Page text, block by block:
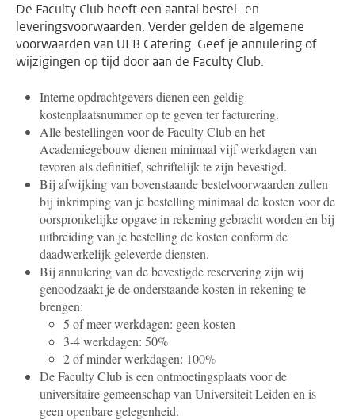
De Faculty Club heeft een aantal bestel- en
leveringsvoorwaarden. Verder gelden de algemene
voorwaarden van UFB Catering. Geef je annulering of
wijzigingen op tijd door aan de Faculty Club.
Interne opdrachtgevers dienen een geldig
kostenplaatsnummer op te geven ter facturering.
Alle bestellingen voor de Faculty Club en het
Academiegebouw dienen minimaal vijf werkdagen van
tevoren als definitief, schriftelijk te zijn bevestigd.
Bij afwijking van bovenstaande bestelvoorwaarden zullen
bij inkrimping van je bestelling minimaal de kosten voor de
oorspronkelijke opgave in rekening gebracht worden en bij
uitbreiding van je bestelling de kosten conform de
daadwerkelijk geleverde diensten.
Bij annulering van de bevestigde reservering zijn wij
genoodzaakt je de onderstaande kosten in rekening te
brengen:
5 of meer werkdagen: geen kosten
3-4 werkdagen: 50%
2 of minder werkdagen: 100%
De Faculty Club is een ontmoetingsplaats voor de
universitaire gemeenschap van Universiteit Leiden en is
geen openbare gelegenheid.